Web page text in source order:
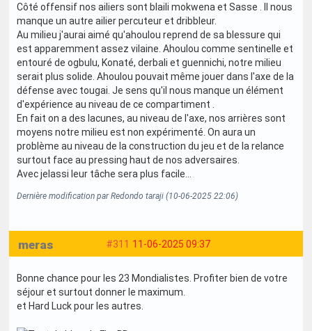
Côté offensif nos ailiers sont blaili mokwena et Sasse . Il nous
manque un autre ailier percuteur et dribbleur.
Au milieu j'aurai aimé qu'ahoulou reprend de sa blessure qui
est apparemment assez vilaine. Ahoulou comme sentinelle et
entouré de ogbulu, Konaté, derbali et guennichi, notre milieu
serait plus solide. Ahoulou pouvait même jouer dans l'axe de la
défense avec tougai. Je sens qu'il nous manque un élément
d'expérience au niveau de ce compartiment .
En fait on a des lacunes, au niveau de l'axe, nos arrières sont
moyens notre milieu est non expérimenté. On aura un
problème au niveau de la construction du jeu et de la relance
surtout face au pressing haut de nos adversaires.
Avec jelassi leur tâche sera plus facile...
Dernière modification par Redondo taraji (10-06-2025 22:06)
#311 11-06-2025 09:37
meras
Bonne chance pour les 23 Mondialistes. Profiter bien de votre
séjour et surtout donner le maximum.
et Hard Luck pour les autres.